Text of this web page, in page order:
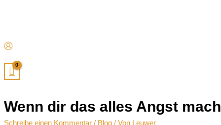
Wenn dir das alles Angst
Schreibe einen Kommentar / Blog / Von Leuwer